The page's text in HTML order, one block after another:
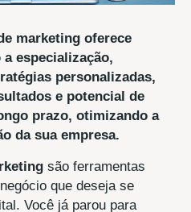
marketing oferece
especialização,
personalizadas,
e potencial de
prazo, otimizando a
da sua empresa.
são ferramentas
que deseja se
Você já parou para